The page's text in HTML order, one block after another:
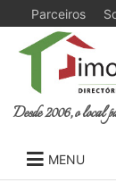
Parceiros
Desde 2006, o local
MENU